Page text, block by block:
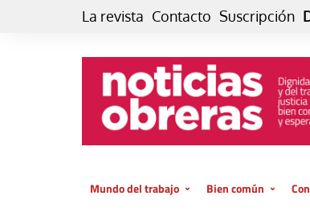
La revista Contacto Suscripción
Mundo del trabajo
Bien común